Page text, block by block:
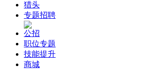
猎头
专题招聘
公招
职位专题
技能提升
商城